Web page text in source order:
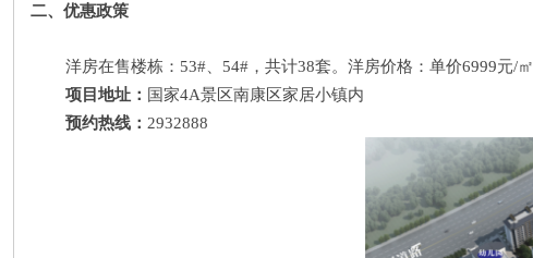
二、优惠政策
洋房在售楼栋：53#、54#，共计38套。洋房价格：单价6999元/㎡
项目地址： 国家4A景区南康区家居小镇内
预约热线： 2932888